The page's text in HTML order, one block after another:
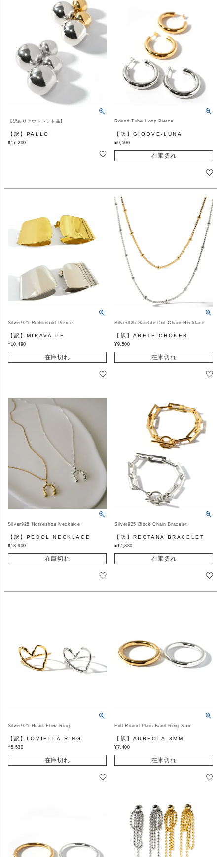
【訳ありアウトレット品】
【訳】PALLO
¥17,200
Round Tube Hoop Pierce
【訳】GIOOVE-LUNA
¥9,500
在庫切れ
Silver925 Ribbonfold Pierce
【訳】MIRAVA-PE
¥10,490
在庫切れ
Silver925 Satelite Dot Chain Necklace
【訳】ARETE-CHOKER
¥9,500
在庫切れ
Silver925 Horseshoe Necklace
【訳】PEDOL NECKLACE
¥13,900
在庫切れ
Silver925 Block Chain Bracelet
【訳】RECTANA BRACELET
¥17,880
在庫切れ
Silver925 Heart Flow Ring
【訳】LOVIELLA-RING
¥5,530
在庫切れ
Full Round Plain Band Ring 3mm
【訳】AUREOLA-3MM
¥7,400
在庫切れ